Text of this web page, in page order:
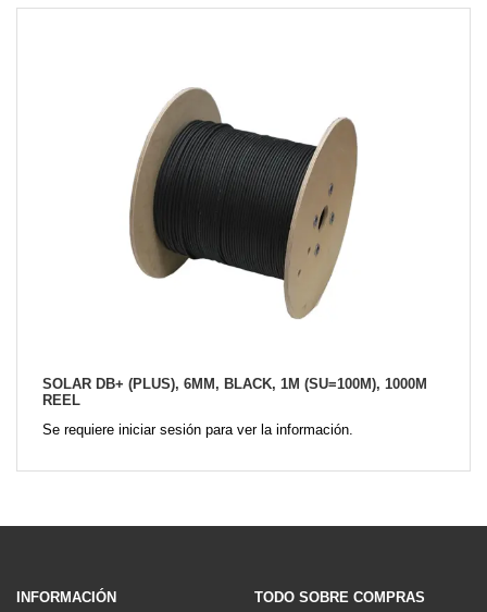
SOLAR DB+ (PLUS), 6MM, BLACK, 1M (SU=100M), 1000M
REEL
Se requiere iniciar sesión para ver la información.
INFORMACIÓN TODO SOBRE COMPRAS